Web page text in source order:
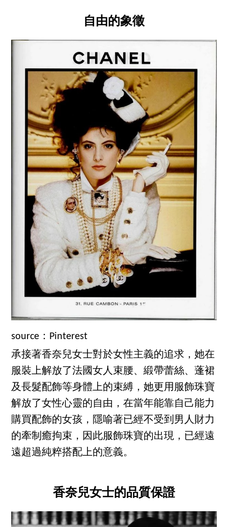
自由的象徵
source：Pinterest
承接著香奈兒女士對於女性主義的追求，她在
服裝上解放了法國女人束腰、緞帶蕾絲、蓬裙
及長髮配飾等身體上的束縛，她更用服飾珠寶
解放了女性心靈的自由，在當年能靠自己能力
購買配飾的女孩，隱喻著已經不受到男人財力
的牽制癒拘束，因此服飾珠寶的出現，已經遠
遠超過純粹搭配上的意義。
香奈兒女士的品質保證